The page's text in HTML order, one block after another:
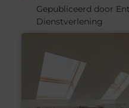
Gepubliceerd door
Dienstverlening